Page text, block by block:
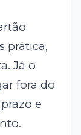
prática,
Já o
fora do
e